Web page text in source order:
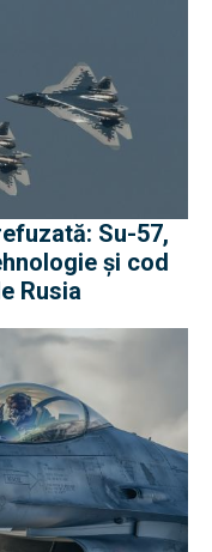
Su-57,
și cod
Rusia